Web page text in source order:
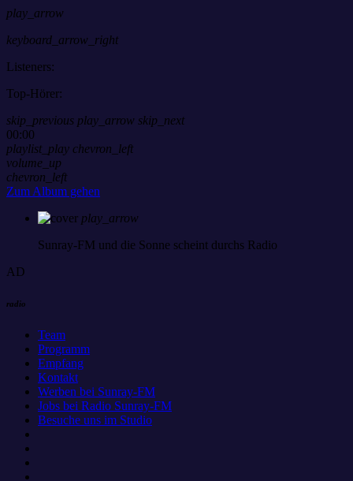
play_arrow
keyboard_arrow_right
Listeners:
Top-Hörer:
skip_previous play_arrow skip_next
00:00
playlist_play chevron_left
volume_up
chevron_left
Zum Album gehen
play_arrow
Sunray-FM und die Sonne scheint durchs Radio
AD
radio
Team
Programm
Empfang
Kontakt
Werben bei Sunray-FM
Jobs bei Radio Sunray-FM
Besuche uns im Studio